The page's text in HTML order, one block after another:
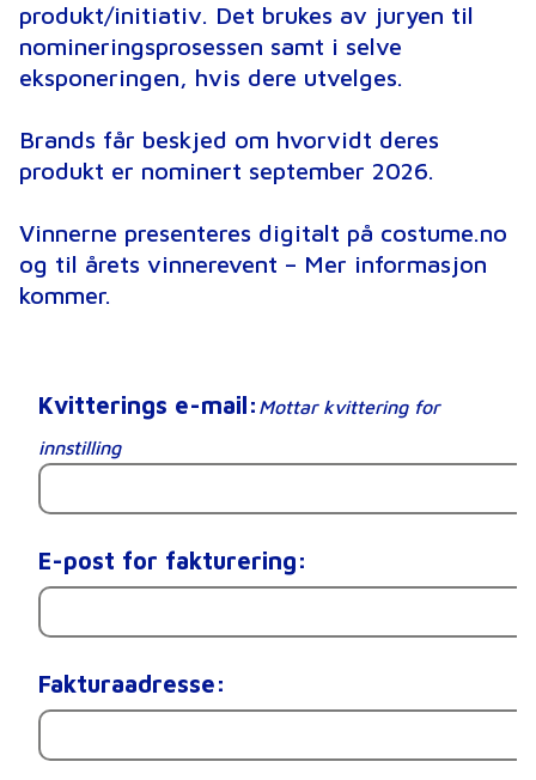
produkt/initiativ. Det brukes av juryen til
nomineringsprosessen samt i selve
eksponeringen, hvis dere utvelges.
Brands får beskjed om hvorvidt deres
produkt er nominert september 2026.
Vinnerne presenteres digitalt på costume.no
og til årets vinnerevent – Mer informasjon
kommer.
Kvitterings e-mail: Mottar kvittering for
innstilling
E-post for fakturering:
Fakturaadresse: